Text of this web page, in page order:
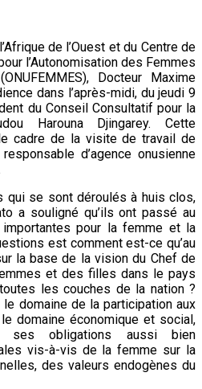
de l’Ouest et du Centre de
l’Autonomisation des Femmes
Docteur Maxime
dans l’après-midi, du jeudi 9
du Conseil Consultatif pour la
Harouna Djingarey. Cette
cadre de la visite de travail de
d’agence onusienne
qui se sont déroulés à huis clos,
a souligné qu’ils ont passé au
pour la femme et la
est comment est-ce qu’au
la base de la vision du Chef de
et des filles dans le pays
les couches de la nation ?
domaine de la participation aux
domaine économique et social,
obligations aussi bien
vis-à-vis de la femme sur la
des valeurs endogènes du